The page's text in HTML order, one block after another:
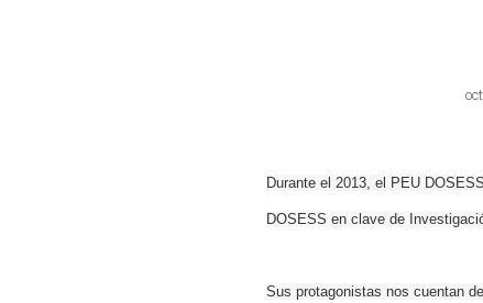
Durante el 2013, el PEU
DOSESS en clave de
Sus protagonistas nos cuentan